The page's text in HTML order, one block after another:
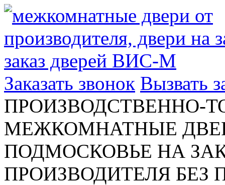
Заказать звонок Вызвать
ПРОИЗВОДСТВЕННО-
МЕЖКОМНАТНЫЕ
ПОДМОСКОВЬЕ НА
ПРОИЗВОДИТЕЛЯ БЕЗ